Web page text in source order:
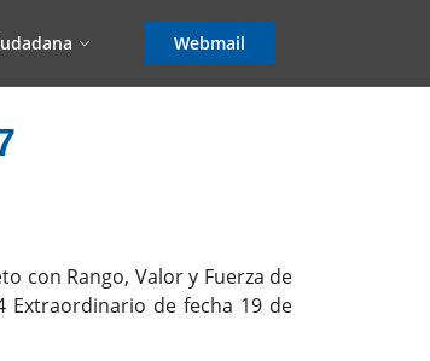
Webmail
con Rango, Valor y Fuerza de
Extraordinario de fecha 19 de